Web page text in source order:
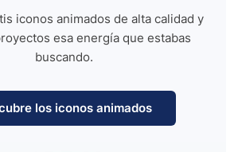
iconos animados de alta calidad y
esa energía que estabas
buscando.
los iconos animados